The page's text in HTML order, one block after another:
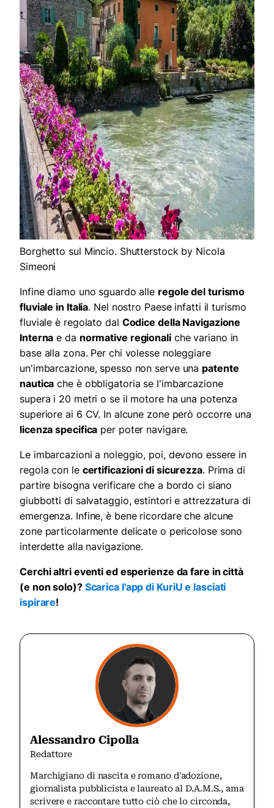
Borghetto sul Mincio. Shutterstock by Nicola
Simeoni
Infine diamo uno sguardo alle regole del turismo
fluviale in Italia. Nel nostro Paese infatti il turismo
fluviale è regolato dal Codice della Navigazione
Interna e da normative regionaliche variano in
base alla zona. Per chi volesse noleggiare
un'imbarcazione, spesso non serve una patente
nautica che è obbligatoria se l'imbarcazione
supera i 20 metri o se il motore ha una potenza
superiore ai 6 CV. In alcune zone però occorre una
licenza specifica per poter navigare.
Le imbarcazioni a noleggio, poi, devono essere in
regola con le certificazioni di sicurezza. Prima di
partire bisogna verificare che a bordo ci siano
giubbotti di salvataggio, estintori e attrezzatura di
emergenza. Infine, è bene ricordare che alcune
zone particolarmente delicate o pericolose sono
interdette alla navigazione.
Cerchi altri eventi ed esperienze da fare in città
(e non solo)? Scarica l'app di KuriU e lasciati
ispirare!
Alessandro Cipolla
Redattore
Marchigiano di nascita e romano d'adozione,
giornalista pubblicista e laureato al D.A.M.S., ama
scrivere e raccontare tutto ciò che lo circonda,